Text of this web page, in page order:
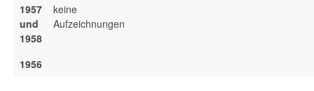
1957
und
1958
keine
Aufzeichnungen
1956